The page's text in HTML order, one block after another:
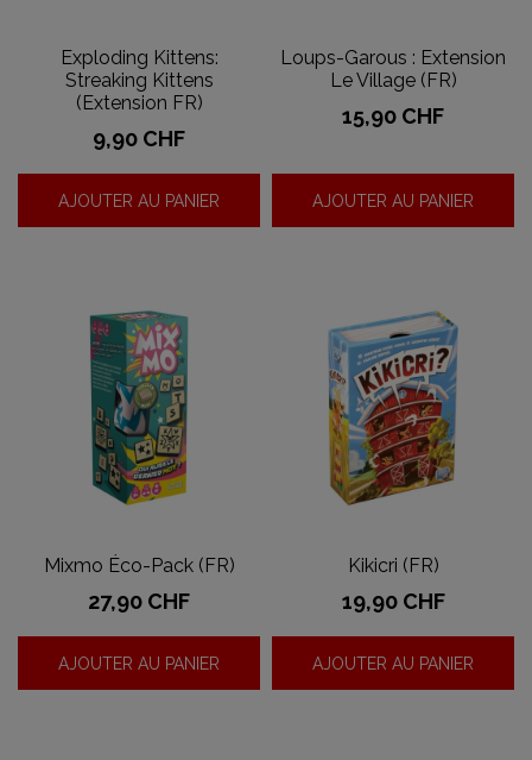
Exploding Kittens:
Streaking Kittens
(Extension FR)
Prix
9,90 CHF
AJOUTER AU PANIER
Loups-Garous : Extension
Le Village (FR)
Prix
15,90 CHF
AJOUTER AU PANIER
Mixmo Éco-Pack (FR)
Prix
27,90 CHF
AJOUTER AU PANIER
Kikicri (FR)
Prix
19,90 CHF
AJOUTER AU PANIER